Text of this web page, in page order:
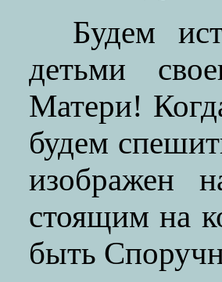
Будем
детьми
Матери!
будем
изображен
стоящим на
быть